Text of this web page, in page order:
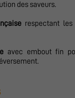
des saveurs.
respectant
avec embout fin